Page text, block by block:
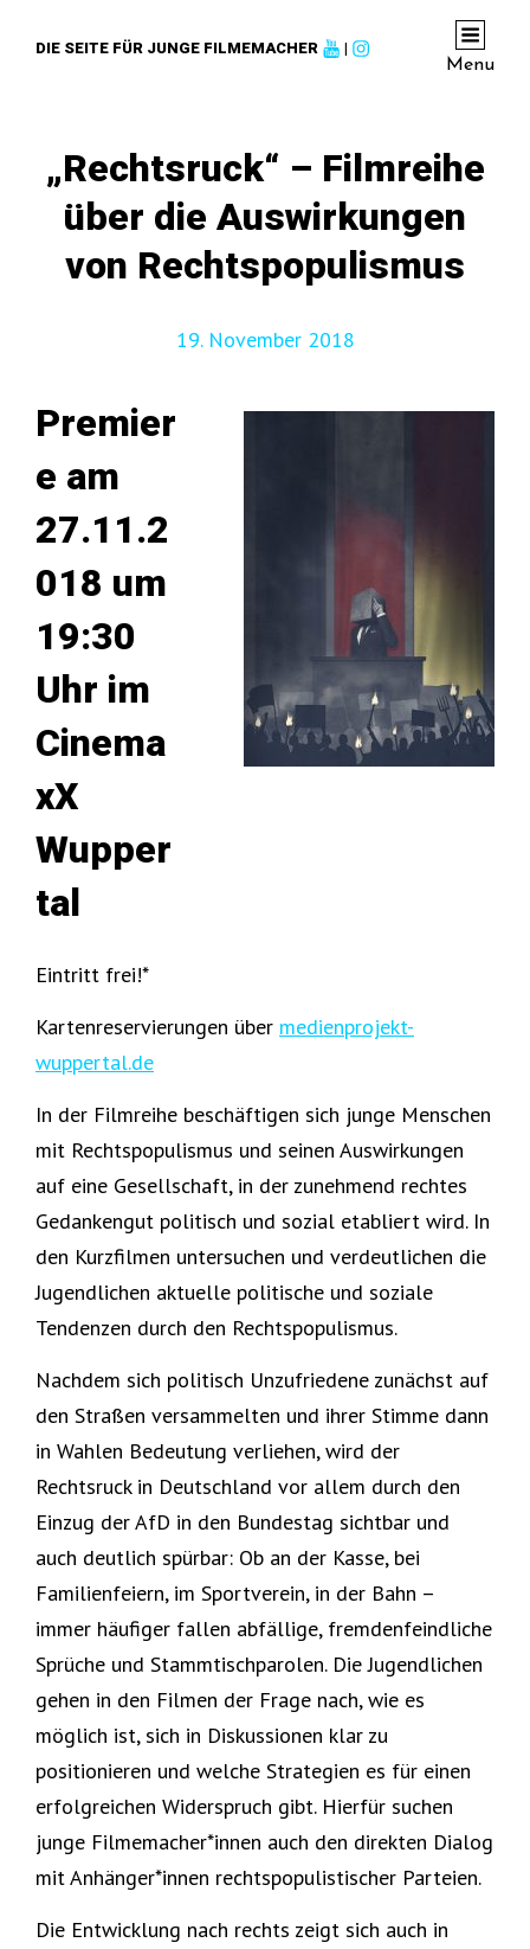
DIE SEITE FÜR JUNGE FILMEMACHER |
Menu
„Rechtsruck“ – Filmreihe
über die Auswirkungen
von Rechtspopulismus
19. November 2018
Premier
e am
27.11.2
018 um
19:30
Uhr im
Cinema
xX
Wupper
tal
Eintritt frei!*
Kartenreservierungen über medienprojekt-
wuppertal.de
In der Filmreihe beschäftigen sich junge Menschen
mit Rechtspopulismus und seinen Auswirkungen
auf eine Gesellschaft, in der zunehmend rechtes
Gedankengut politisch und sozial etabliert wird. In
den Kurzfilmen untersuchen und verdeutlichen die
Jugendlichen aktuelle politische und soziale
Tendenzen durch den Rechtspopulismus.
Nachdem sich politisch Unzufriedene zunächst auf
den Straßen versammelten und ihrer Stimme dann
in Wahlen Bedeutung verliehen, wird der
Rechtsruck in Deutschland vor allem durch den
Einzug der AfD in den Bundestag sichtbar und
auch deutlich spürbar: Ob an der Kasse, bei
Familienfeiern, im Sportverein, in der Bahn –
immer häufiger fallen abfällige, fremdenfeindliche
Sprüche und Stammtischparolen. Die Jugendlichen
gehen in den Filmen der Frage nach, wie es
möglich ist, sich in Diskussionen klar zu
positionieren und welche Strategien es für einen
erfolgreichen Widerspruch gibt. Hierfür suchen
junge Filmemacher*innen auch den direkten Dialog
mit Anhänger*innen rechtspopulistischer Parteien.
Die Entwicklung nach rechts zeigt sich auch in